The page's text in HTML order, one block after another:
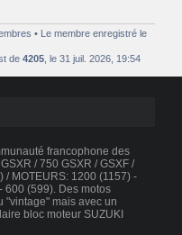
• Le membre enregistré le
de4205 , le 31 juil. 2026, 19:54
francophone des
/ 750 GSXR / GSXF /
/ MOTEURS: 1200 (1157) -
600 (599). Des motos
"vintage" mais avec un
bloc moteur SUZUKI